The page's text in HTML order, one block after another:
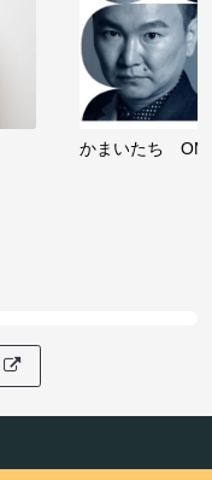
かまいたち